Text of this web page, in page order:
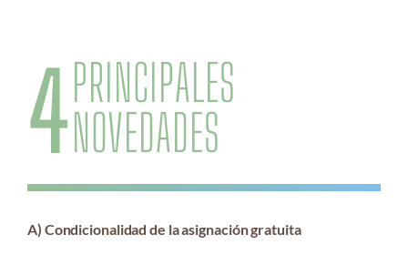
4PRINCIPALES
NOVEDADES
A) Condicionalidad de la asignación gratuita